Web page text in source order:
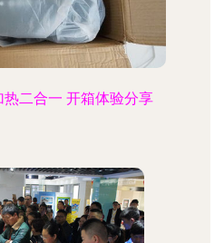
二合一 开箱体验分享